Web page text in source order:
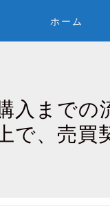
ホーム
入まで
で、売買